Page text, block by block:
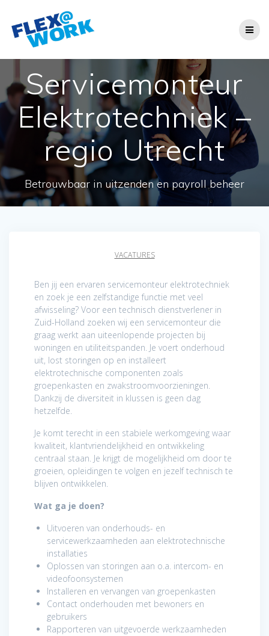
Servicemonteur
Elektrotechniek –
regio Utrecht
Betrouwbaar in uitzenden en payroll beheer
VACATURES
Ben jij een ervaren servicemonteur elektrotechniek
en zoek je een zelfstandige functie met veel
afwisseling? Voor een technisch dienstverlener in
Zuid-Holland zoeken wij een servicemonteur die
graag werkt aan uiteenlopende projecten bij
woningen en utiliteitspanden. Je voert onderhoud
uit, lost storingen op en installeert
elektrotechnische componenten zoals
groepenkasten en zwakstroomvoorzieningen.
Dankzij de diversiteit in klussen is geen dag
hetzelfde.
Je komt terecht in een stabiele werkomgeving waar
kwaliteit, klantvriendelijkheid en ontwikkeling
centraal staan. Je krijgt de mogelijkheid om door te
groeien, opleidingen te volgen en jezelf technisch te
blijven ontwikkelen.
Wat ga je doen?
Uitvoeren van onderhouds- en
servicewerkzaamheden aan elektrotechnische
installaties
Oplossen van storingen aan o.a. intercom- en
videofoonsystemen
Installeren en vervangen van groepenkasten
Contact onderhouden met bewoners en
gebruikers
Rapporteren van uitgevoerde werkzaamheden